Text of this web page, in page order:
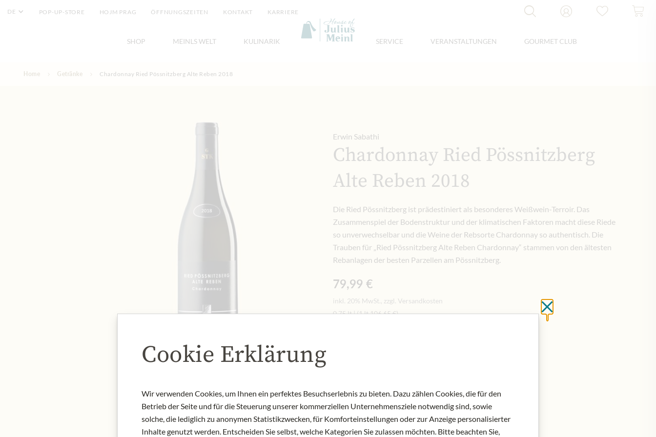
DE POP-UP-STORE HOJM PRAG ÖFFNUNGSZEITEN KONTAKT KARRIERE
SHOP MEINLS WELT KULINARIK SERVICE VERANSTALTUNGEN GOURMET CLUB
Home Getränke Chardonnay Ried Pössnitzberg Alte Reben 2018
Erwin Sabathi
Chardonnay Ried Pössnitzberg
Alte Reben 2018
Die Ried Pössnitzberg ist prädestiniert als besonderes Weißwein-Terroir. Das
Zusammenspiel der Bodenstruktur und der klimatischen Faktoren macht diese Riede
so unverwechselbar und die Weine der Rebsorte Chardonnay so authentisch. Die
Trauben für „Ried Pössnitzberg Alte Reben Chardonnay“ stammen von den ältesten
Rebanlagen der besten Parzellen am Pössnitzberg.
79,99 €
inkl. 20% MwSt., zzgl. Versandkosten
0.75 lt|(1 lt106,65 €)
AUF LAGER
Art.Nr.:431495#1.000
Schließen ohne zu
Cookie Erklärung
Wir verwenden Cookies, um Ihnen ein perfektes Besuchserlebnis zu bieten. Dazu zählen Cookies, die für den
Betrieb der Seite und für die Steuerung unserer kommerziellen Unternehmensziele notwendig sind, sowie
solche, die lediglich zu anonymen Statistikzwecken, für Komforteinstellungen oder zur Anzeige personalisierter
Inhalte genutzt werden. Entscheiden Sie selbst, welche Kategorien Sie zulassen möchten. Bitte beachten Sie,